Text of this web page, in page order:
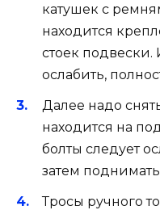
катушек с
находится
стоек подвески.
ослабить,
Далее надо
находится на
болты следует
затем
Тросы ручного